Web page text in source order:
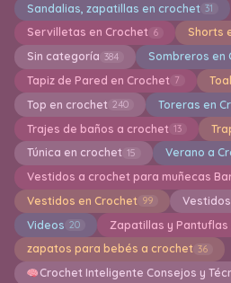
Sandalias, zapatillas en crochet 31
Servilletas en Crochet 6 Shorts
Sin categoría 384 Sombreros en
Tapiz de Pared en Crochet 7
Top en crochet 240 Toreras en
Trajes de baños a crochet 13
Túnica en crochet 15 Verano a
Vestidos a crochet para muñecas
Vestidos en Crochet 99
Videos 20 Zapatillas y Pantuflas
zapatos para bebés a crochet 36
Crochet Inteligente Consejos y